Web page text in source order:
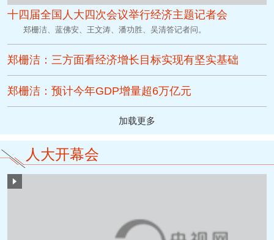
十四届全国人大四次会议举行经济主题记者会
郑栅洁、蓝佛安、王文涛、潘功胜、吴清答记者问。
郑栅洁：三方面看经济增长目标实现有坚实基础
郑栅洁：预计今年GDP增量超6万亿元
加载更多
人大开幕会